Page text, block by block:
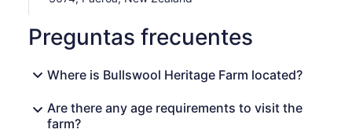
Preguntas frecuentes
Where is Bullswool Heritage Farm located?
Are there any age requirements to visit the
farm?